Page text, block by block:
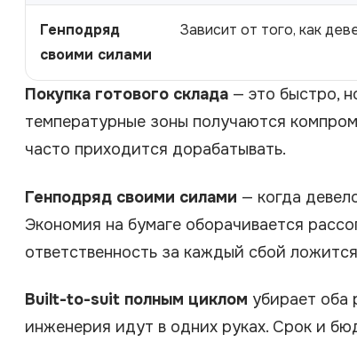
Генподряд
своими силами
Зависит от того, как
Покупка готового склада — это быстро,
температурные зоны получаются
часто приходится дорабатывать.
Генподряд своими силами — когда
Экономия на бумаге оборачивается
ответственность за каждый сбой
Built-to-suit полным циклом убирает оба
инженерия идут в одних руках. Срок и